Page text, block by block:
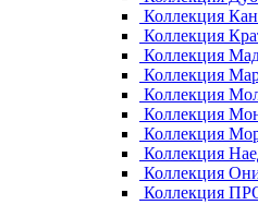
Коллекция
Коллекция
Коллекция
Коллекция
Коллекция
Коллекция
Коллекция
Коллекция
Коллекция
Коллекция